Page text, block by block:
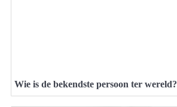
Wie is de bekendste persoon ter wereld?